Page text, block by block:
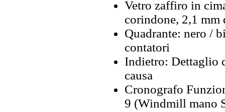
Vetro zaffiro in
corindone, 2,1 mm
Quadrante: nero /
contatori
Indietro: Dettaglio
causa
Cronografo
9 (Windmill mano